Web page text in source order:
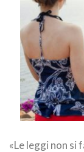
«Le leggi non si